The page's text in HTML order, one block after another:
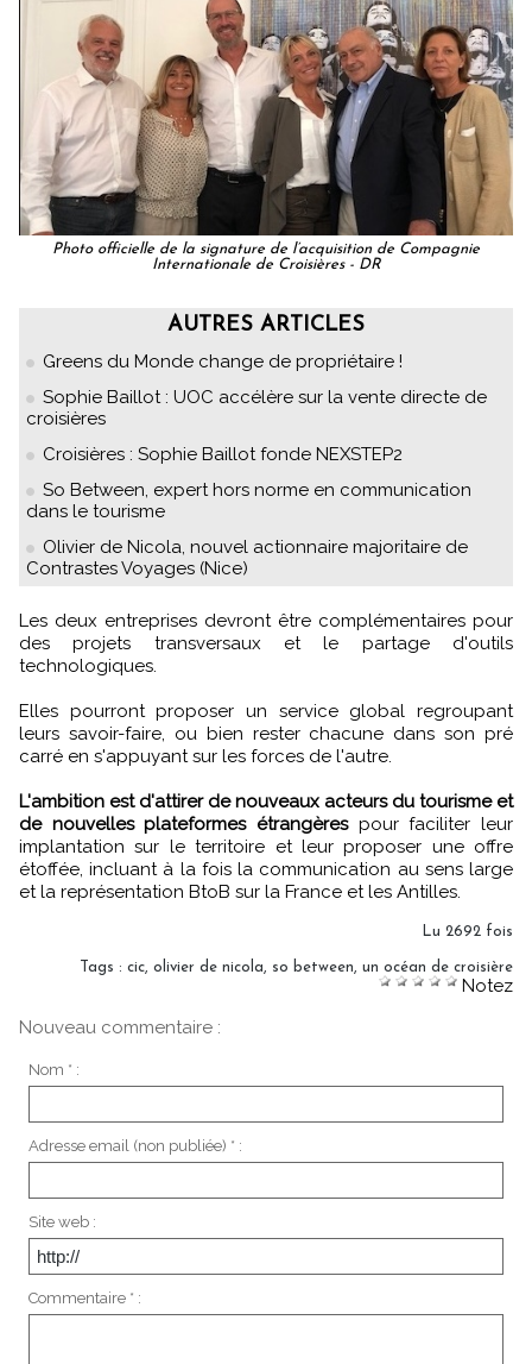
Photo officielle de la signature de l’acquisition de Compagnie
Internationale de Croisières - DR
AUTRES ARTICLES
Greens du Monde change de propriétaire !
Sophie Baillot : UOC accélère sur la vente directe de
croisières
Croisières : Sophie Baillot fonde NEXSTEP2
So Between, expert hors norme en communication
dans le tourisme
Olivier de Nicola, nouvel actionnaire majoritaire de
Contrastes Voyages (Nice)
Les deux entreprises devront être complémentaires pour
des projets transversaux et le partage d'outils
technologiques.
Elles pourront proposer un service global regroupant
leurs savoir-faire, ou bien rester chacune dans son pré
carré en s'appuyant sur les forces de l'autre.
L'ambition est d'attirer de nouveaux acteurs du tourisme et
de nouvelles plateformes étrangèrespour faciliter leur
implantation sur le territoire et leur proposer une offre
étoffée, incluant à la fois la communication au sens large
et la représentation BtoB sur la France et les Antilles.
Lu 2692 fois
Tags : cic, olivier de nicola, so between, un océan de croisière
Notez
Nouveau commentaire :
Nom * :
Adresse email (non publiée) * :
Site web :
Commentaire * :